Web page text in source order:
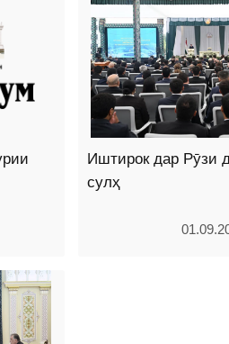
Иштирок дар Рӯзи
сулҳ